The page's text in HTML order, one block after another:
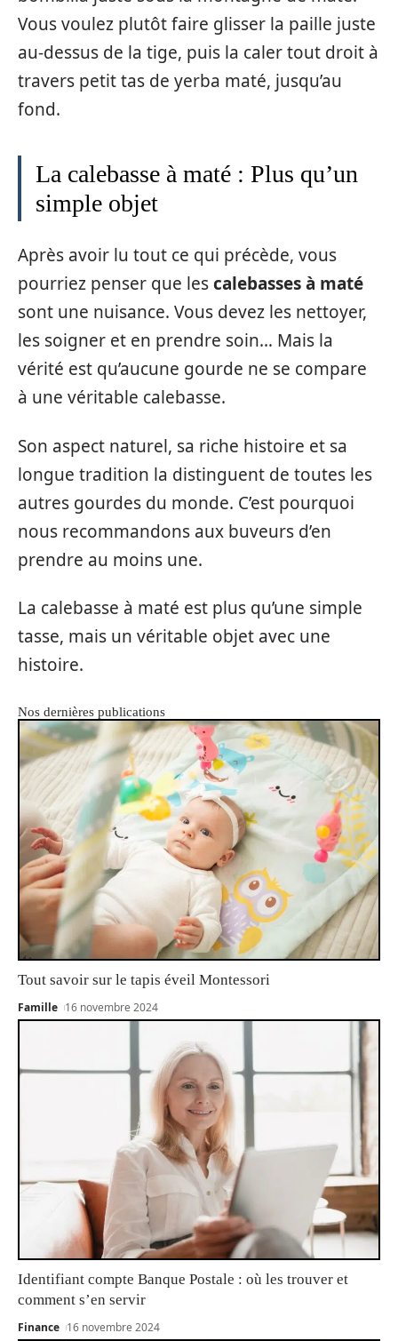
Vous voulez plutôt faire glisser la paille juste
au-dessus de la tige, puis la caler tout droit à
travers petit tas de yerba maté, jusqu’au
fond.
La calebasse à maté : Plus qu’un
simple objet
Après avoir lu tout ce qui précède, vous
pourriez penser que lescalebasses à maté
sont une nuisance. Vous devez les nettoyer,
les soigner et en prendre soin… Mais la
vérité est qu’aucune gourde ne se compare
à une véritable calebasse.
Son aspect naturel, sa riche histoire et sa
longue tradition la distinguent de toutes les
autres gourdes du monde. C’est pourquoi
nous recommandons aux buveurs d’en
prendre au moins une.
La calebasse à maté est plus qu’une simple
tasse, mais un véritable objet avec une
histoire.
Nos dernières publications
Tout savoir sur le tapis éveil Montessori
Famille 16 novembre 2024
Identifiant compte Banque Postale : où les trouver et
comment s’en servir
Finance 16 novembre 2024